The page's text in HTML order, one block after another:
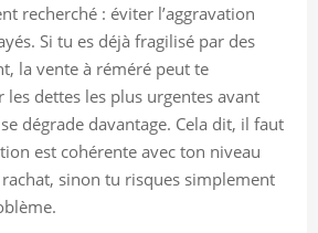
recherché : éviter l’aggravation
Si tu es déjà fragilisé par des
la vente à réméré peut te
dettes les plus urgentes avant
dégrade davantage. Cela dit, il faut
est cohérente avec ton niveau
sinon tu risques simplement